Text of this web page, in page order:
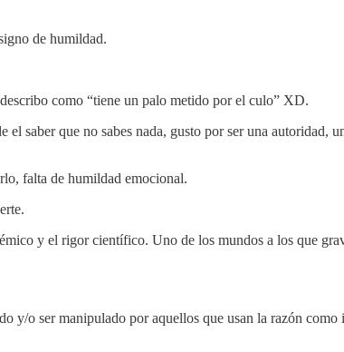
de humildad.
como “tiene un palo metido por el culo” XD.
el saber que no sabes nada, gusto por ser una autoridad,
falta de humildad emocional.
y el rigor científico. Uno de los mundos a los que
y/o ser manipulado por aquellos que usan la razón como